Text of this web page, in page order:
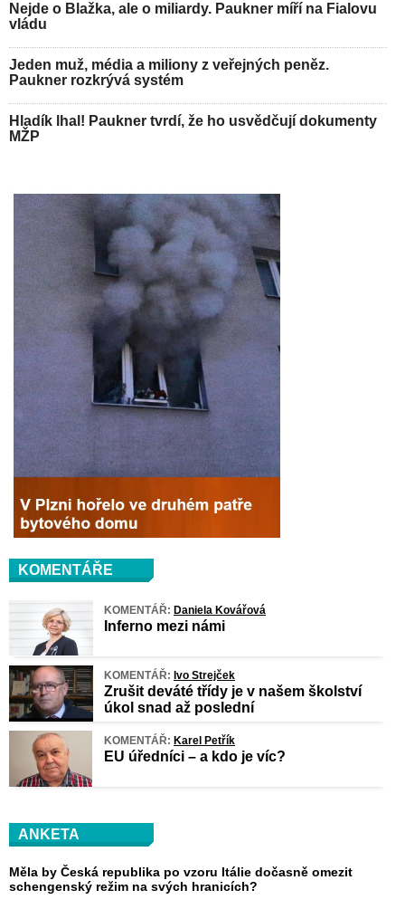
Nejde o Blažka, ale o miliardy. Paukner míří na Fialovu
vládu
Jeden muž, média a miliony z veřejných peněz.
Paukner rozkrývá systém
Hladík lhal! Paukner tvrdí, že ho usvědčují dokumenty
MŽP
KOMENTÁŘE
KOMENTÁŘ: Daniela Kovářová
Inferno mezi námi
KOMENTÁŘ: Ivo Strejček
Zrušit deváté třídy je v našem školství
úkol snad až poslední
KOMENTÁŘ: Karel Petřík
EU úředníci – a kdo je víc?
ANKETA
Měla by Česká republika po vzoru Itálie dočasně omezit
schengenský režim na svých hranicích?